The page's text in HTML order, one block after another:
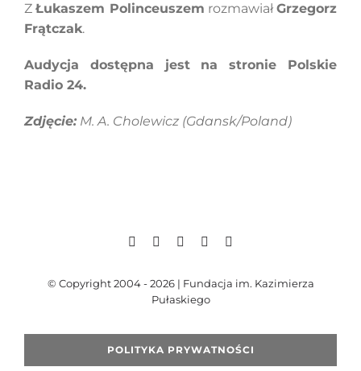
ZŁukaszem Polinceuszem rozmawiałGrzegorz
Frątczak.
Audycja dostępna jest na stronie Polskie
Radio 24.
Zdjęcie:M. A. Cholewicz (Gdansk/Poland)
© Copyright 2004 - 2026 | Fundacja im. Kazimierza
Pułaskiego
POLITYKA PRYWATNOŚCI